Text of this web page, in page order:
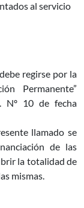
al servicio
de
regirse por la
Permanente”
Nº 10 de fecha
llamado se
de las
la totalidad de
mismas.